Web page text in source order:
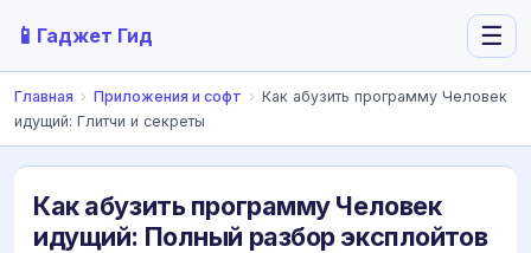
📱 Гаджет Гид ☰
Главная › Приложения и софт › Как абузить программу Человек
идущий: Глитчи и секреты
Как абузить программу Человек
идущий: Полный разбор эксплойтов